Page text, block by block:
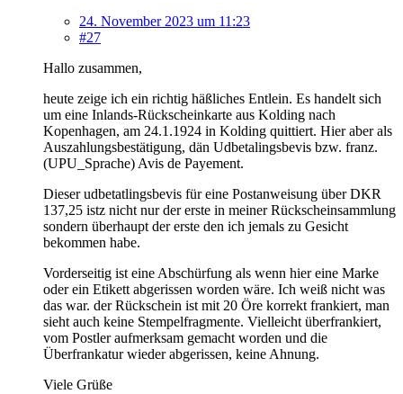
24. November 2023 um 11:23
#27
Hallo zusammen,
heute zeige ich ein richtig häßliches Entlein. Es handelt sich
um eine Inlands-Rückscheinkarte aus Kolding nach
Kopenhagen, am 24.1.1924 in Kolding quittiert. Hier aber als
Auszahlungsbestätigung, dän Udbetalingsbevis bzw. franz.
(UPU_Sprache) Avis de Payement.
Dieser udbetatlingsbevis für eine Postanweisung über DKR
137,25 istz nicht nur der erste in meiner Rückscheinsammlung
sondern überhaupt der erste den ich jemals zu Gesicht
bekommen habe.
Vorderseitig ist eine Abschürfung als wenn hier eine Marke
oder ein Etikett abgerissen worden wäre. Ich weiß nicht was
das war. der Rückschein ist mit 20 Öre korrekt frankiert, man
sieht auch keine Stempelfragmente. Vielleicht überfrankiert,
vom Postler aufmerksam gemacht worden und die
Überfrankatur wieder abgerissen, keine Ahnung.
Viele Grüße